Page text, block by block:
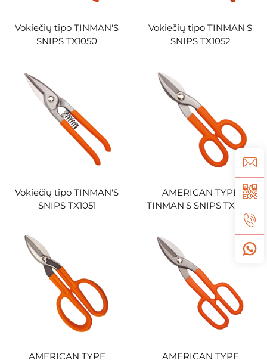
Vokiečių tipo TINMAN'S
SNIPS TX1050
Vokiečių tipo TINMAN'S
SNIPS TX1052
Vokiečių tipo TINMAN'S
SNIPS TX1051
AMERICAN TYPE
TINMAN'S SNIPS TX1039
AMERICAN TYPE
AMERICAN TYPE